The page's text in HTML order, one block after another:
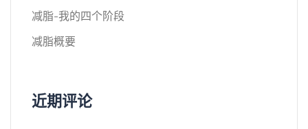
减脂-我的四个阶段
减脂概要
近期评论